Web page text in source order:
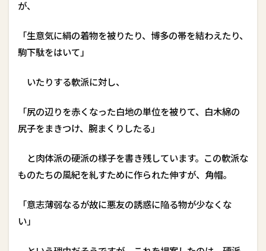
が、
「生意気に絹の着物を被りたり、博多の帯を結わえたり、
駒下駄をはいて」
いたりする軟派に対し、
「尻の辺りを赤くなった白地の単位を被りて、白木綿の
尻子をまきつけ、腕まくりしたる」
と肉体派の硬派の様子を書き残しています。この軟派な
ものたちの風紀を糺すために作られた伸すが、角帽。
「意志薄弱なるが故に悪友の誘惑に陥る物が少なくな
い」